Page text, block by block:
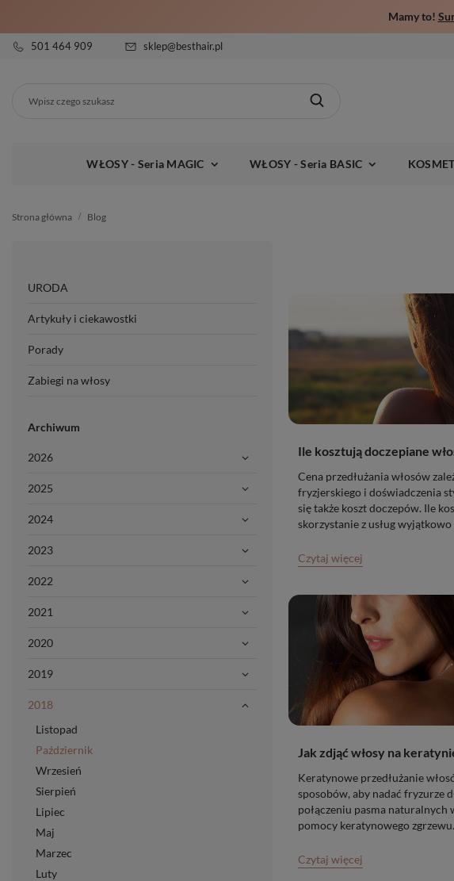
Mamy to!
501 464 909 sklep@besthair.pl
WŁOSY - Seria MAGIC WŁOSY - Seria BASIC
Strona główna Blog
URODA
Artykuły i ciekawostki
Porady
Zabiegi na włosy
Archiwum
2026
2025
2024
2023
2022
2021
2020
2019
2018
Listopad
Październik
Wrzesień
Sierpień
Lipiec
Maj
Marzec
Luty
Ile kosztują doczepiane
Cena przedłużania włosów
fryzjerskiego i doświadczenia
się także koszt doczepów. Ile
skorzystanie z usług
Czytaj więcej
Jak zdjąć włosy na
Keratynowe przedłużanie
sposobów, aby nadać fryzurze
połączeniu pasma
pomocy keratynowego
Przy odpowiedniej pielęgnacji
3-6 miesięcy.
Czytaj więcej